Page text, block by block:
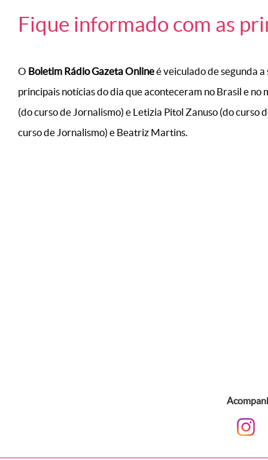
Fique informado com as
O Boletim Rádio Gazeta Onlineé veiculado de segunda
principais notícias do dia que aconteceram no Brasil e
(do curso de Jornalismo) e Letizia Pitol Zanuso (do
curso de Jornalismo) e Beatriz Martins.